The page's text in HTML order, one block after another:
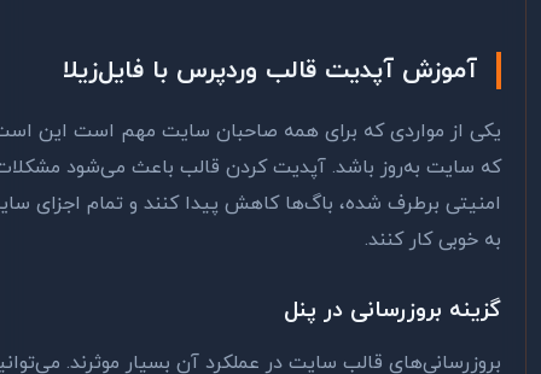
آموزش آپدیت قالب وردپرس با فایل‌زیلا
از مواردی که برای همه صاحبان سایت مهم است این است
سایت به‌روز باشد. آپدیت کردن قالب باعث می‌شود مشکلات
برطرف شده، باگ‌ها کاهش پیدا کنند و تمام اجزای سایت
خوبی کار کنند.
بروزرسانی در پنل
قالب سایت در عملکرد آن بسیار موثرند. می‌توانید